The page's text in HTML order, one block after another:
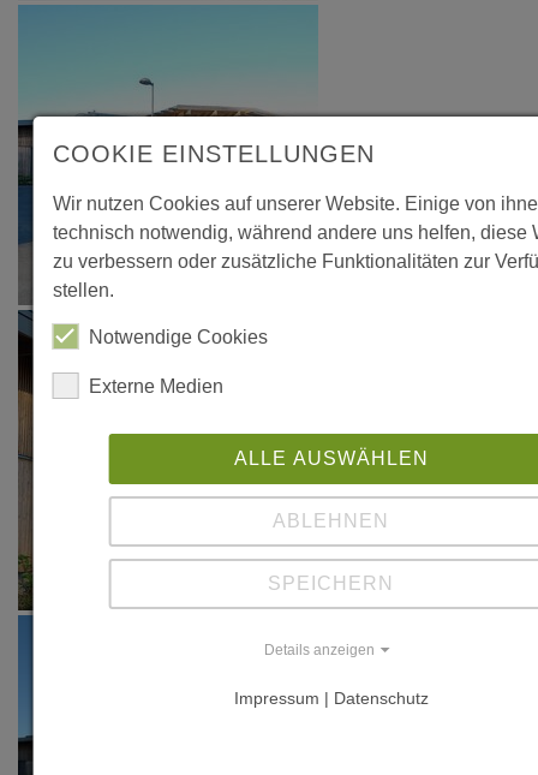
COOKIE EINSTELLUNGEN
Wir nutzen Cookies auf unserer Website. Einige von
technisch notwendig, während andere uns helfen, diese
zu verbessern oder zusätzliche Funktionalitäten zur
stellen.
Notwendige Cookies
Externe Medien
ALLE AUSWÄHLEN
ABLEHNEN
SPEICHERN
Details anzeigen
Impressum | Datenschutz